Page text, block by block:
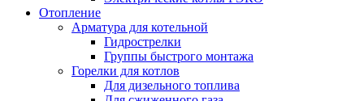
Отопление
Арматура для котельной
Гидрострелки
Группы быстрого монтажа
Горелки для котлов
Для дизельного топлива